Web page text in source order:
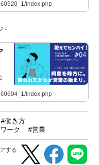
index.php
↓
index.php
#働き方
ーク #営業
する